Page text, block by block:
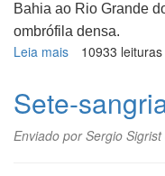
Bahia ao Rio Grande
ombrófila densa.
Leia mais sobre
10933 leituras
Sete-
Enviado porSergio Sigrist